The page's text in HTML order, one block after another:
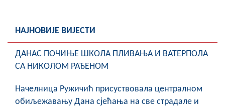
НАЈНОВИЈЕ ВИЈЕСТИ
ДАНАС ПОЧИЊЕ ШКОЛА ПЛИВАЊА И ВАТЕРПОЛА
СА НИКОЛОМ РАЂЕНОМ
Начелница Ружичић присуствовала централном
обиљежавању Дана сјећања на све страдале и